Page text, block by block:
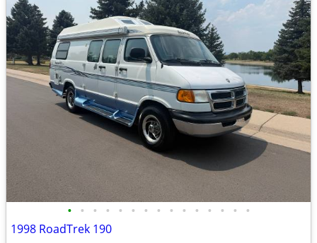
• • • • • • • • • • • • • • •
1998 RoadTrek 190